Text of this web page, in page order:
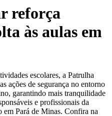
reforça
às aulas em
escolares, a Patrulha
ações de segurança no entorno
garantindo mais tranquilidade
e profissionais da
em Pará de Minas. Confira na